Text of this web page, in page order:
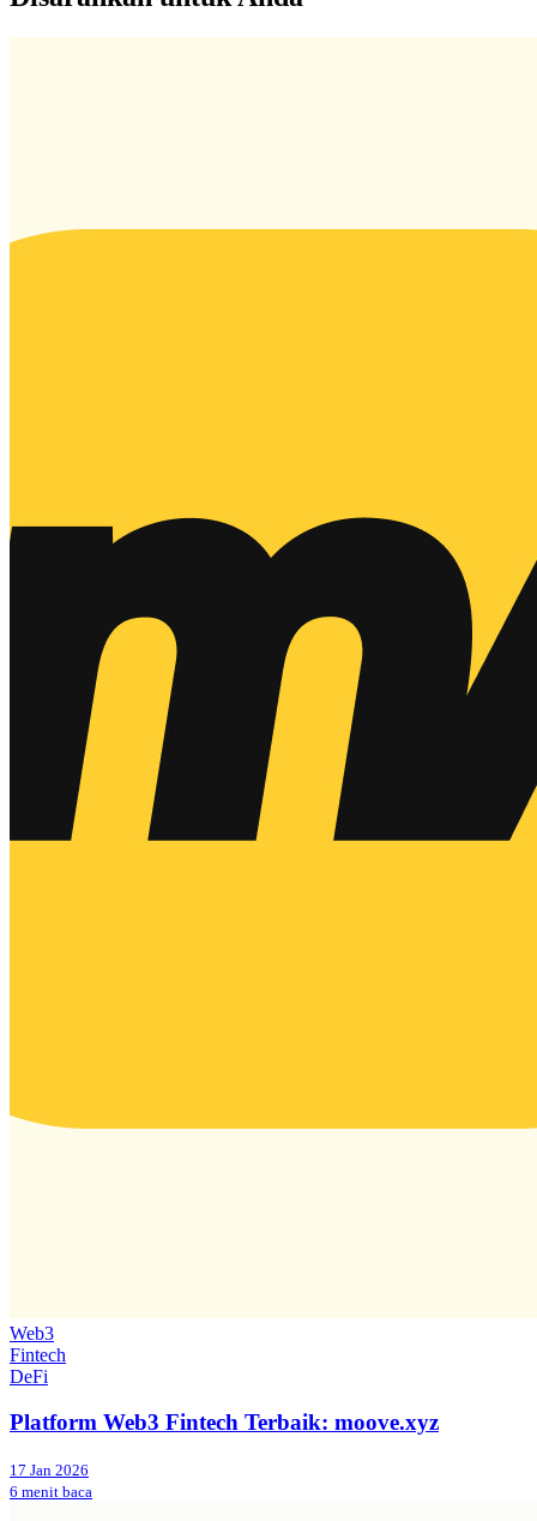
Web3
Fintech
DeFi
Platform Web3 Fintech Terbaik: moove.xyz
17 Jan 2026
6 menit baca